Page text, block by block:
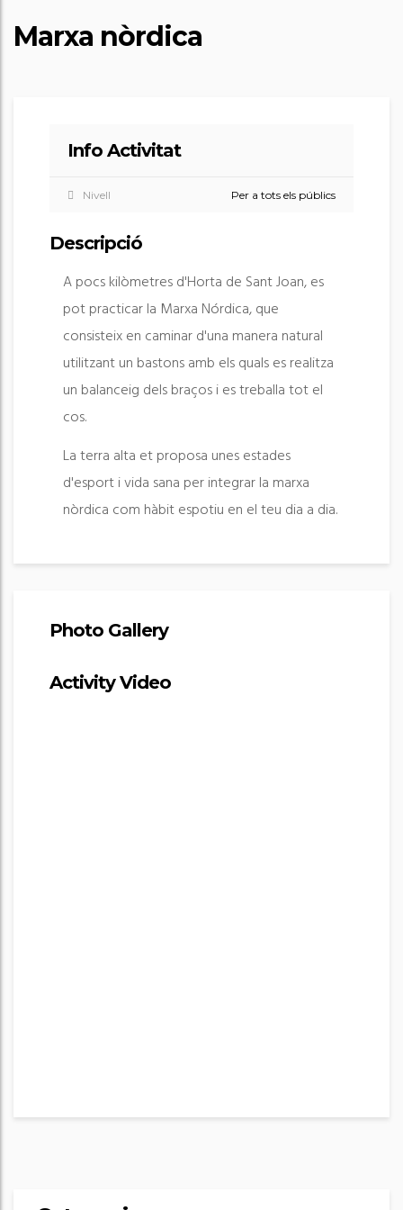
Marxa nòrdica
Info Activitat
Nivell Per a tots els públics
Descripció
A pocs kilòmetres d'Horta de Sant Joan, es
pot practicar la Marxa Nórdica, que
consisteix en caminar d'una manera natural
utilitzant un bastons amb els quals es realitza
un balanceig dels braços i es treballa tot el
cos.
La terra alta et proposa unes estades
d'esport i vida sana per integrar la marxa
nòrdica com hàbit espotiu en el teu dia a dia.
Photo Gallery
Activity Video